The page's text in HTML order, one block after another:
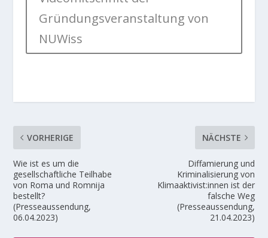
Gründungsveranstaltung von
NUWiss
VORHERIGE
Wie ist es um die
gesellschaftliche Teilhabe
von Roma und Romnija
bestellt?
(Presseaussendung,
06.04.2023)
NÄCHSTE
Diffamierung und
Kriminalisierung von
Klimaaktivist:innen ist der
falsche Weg
(Presseaussendung,
21.04.2023)